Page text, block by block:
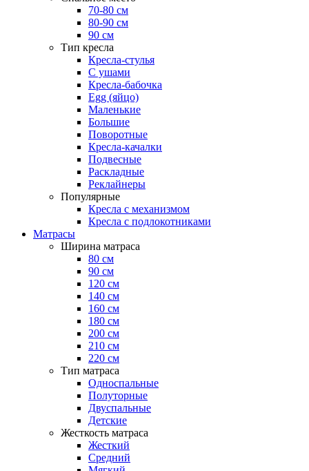
70-80 см
80-90 см
90 см
Тип кресла
Кресла-стулья
С ушами
Кресла-бабочка
Egg (яйцо)
Маленькие
Большие
Поворотные
Кресла-качалки
Подвесные
Раскладные
Реклайнеры
Популярные
Кресла с механизмом
Кресла с подлокотниками
Матрасы
Ширина матраса
80 см
90 см
120 см
140 см
160 см
180 см
200 см
210 см
220 см
Тип матраса
Односпальные
Полуторные
Двуспальные
Детские
Жесткость матраса
Жесткий
Средний